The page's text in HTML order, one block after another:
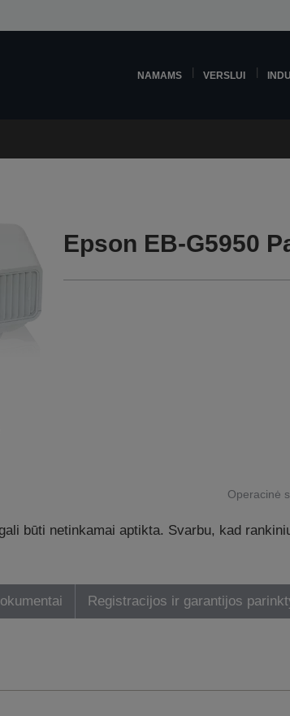
NAMAMS VERSLUI
Epson EB-G5950
Operacinė
būti netinkamai aptikta. Svarbu, kad
Registracijos ir garantijos